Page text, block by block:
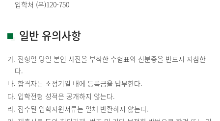
입학처 (우)120-750
일반 유의사항
가. 전형일 당일 본인 사진을 부착한 수험표와 신분증을 반드시 지참한
다.
나. 합격자는 소정기일 내에 등록금을 납부한다.
다. 입학전형 성적은 공개하지 않는다.
라. 접수된 입학지원서류는 일체 반환하지 않는다.